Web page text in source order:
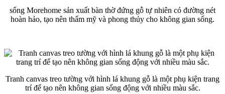
sống Morehome sản xuất bàn thờ đứng gỗ tự nhiên có đường nét
hoàn hảo, tạo nên thẩm mỹ và phong thủy cho không gian sống.
Tranh canvas treo tường với hình lá khung gỗ là một phụ kiện trang
trí để tạo nên không gian sống động với nhiều màu sắc.